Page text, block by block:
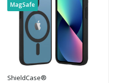
MagSafe
ShieldCase®